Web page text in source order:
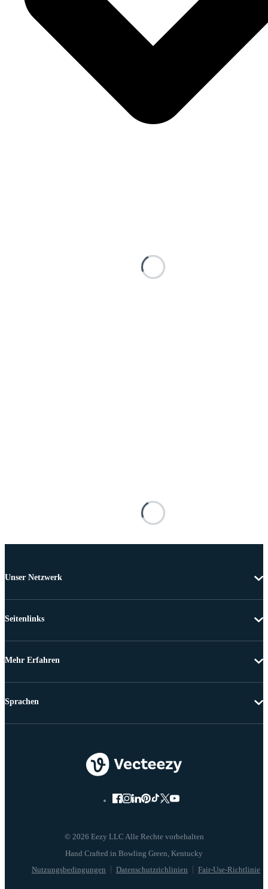
Unser Netzwerk
Seitenlinks
Mehr Erfahren
© 2026 Eezy LLC Alle Rechte vorbehalten
Nutzungsbedingungen Datenschutzrichlinien Fair-Use-Richtlinie
Sprachen